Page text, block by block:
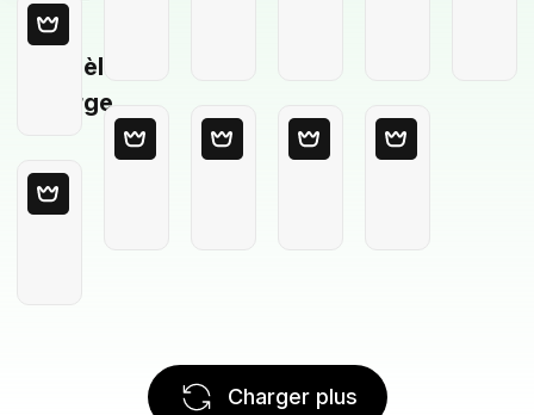
Modèle
Vierge
Charger plus